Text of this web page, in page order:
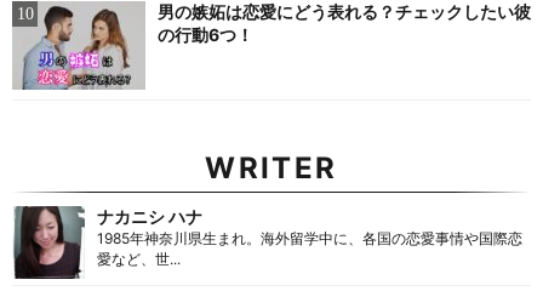
男の嫉妬は恋愛にどう表れる？チェックしたい彼
の行動6つ！
WRITER
ナカニシ ハナ
1985年神奈川県生まれ。海外留学中に、各国の恋愛事情や国際恋
愛など、世...